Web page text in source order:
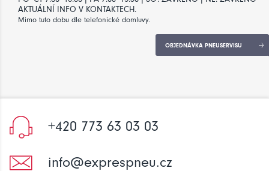
AKTUÁLNÍ INFO V KONTAKTECH.
Mimo tuto dobu dle telefonické domluvy.
OBJEDNÁVKA PNEUSERVISU
+420 773 63 03 03
info@exprespneu.cz